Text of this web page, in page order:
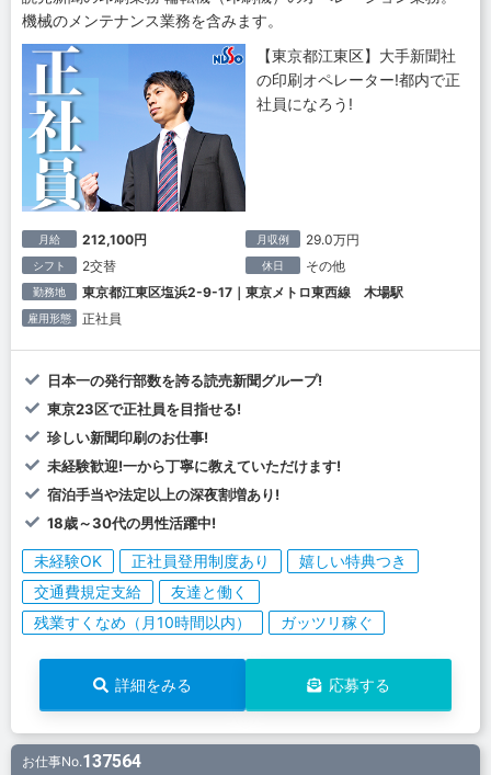
機械のメンテナンス業務を含みます。
【東京都江東区】大手新聞社
の印刷オペレーター!都内で正
社員になろう!
月給 212,100円 月収例 29.0万円
シフト 2交替 休日 その他
勤務地 東京都江東区塩浜2-9-17｜東京メトロ東西線 木場駅
雇用形態 正社員
日本一の発行部数を誇る読売新聞グループ!
東京23区で正社員を目指せる!
珍しい新聞印刷のお仕事!
未経験歓迎!一から丁寧に教えていただけます!
宿泊手当や法定以上の深夜割増あり!
18歳～30代の男性活躍中!
未経験OK 正社員登用制度あり
嬉しい特典つき
交通費規定支給
友達と働く
残業すくなめ（月10時間以内）
ガッツリ稼ぐ
詳細をみる 応募する
お仕事No.137564